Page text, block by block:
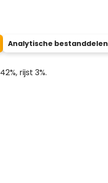
Analytische bestanddelen
rijst 3%.